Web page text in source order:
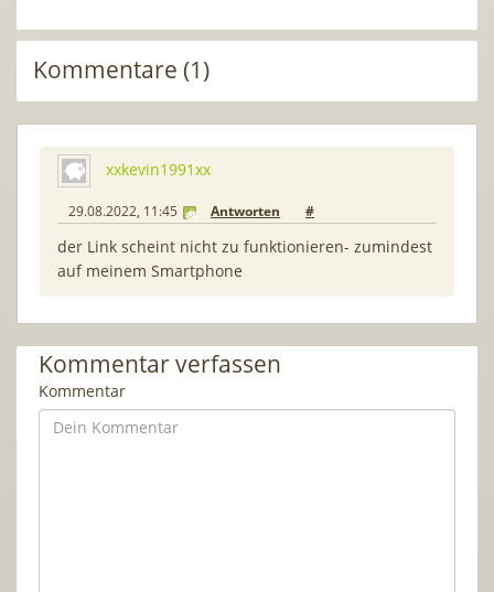
Kommentare (1)
xxkevin1991xx
29.08.2022, 11:45 Antworten #
der Link scheint nicht zu funktionieren- zumindest
auf meinem Smartphone
Kommentar verfassen
Kommentar